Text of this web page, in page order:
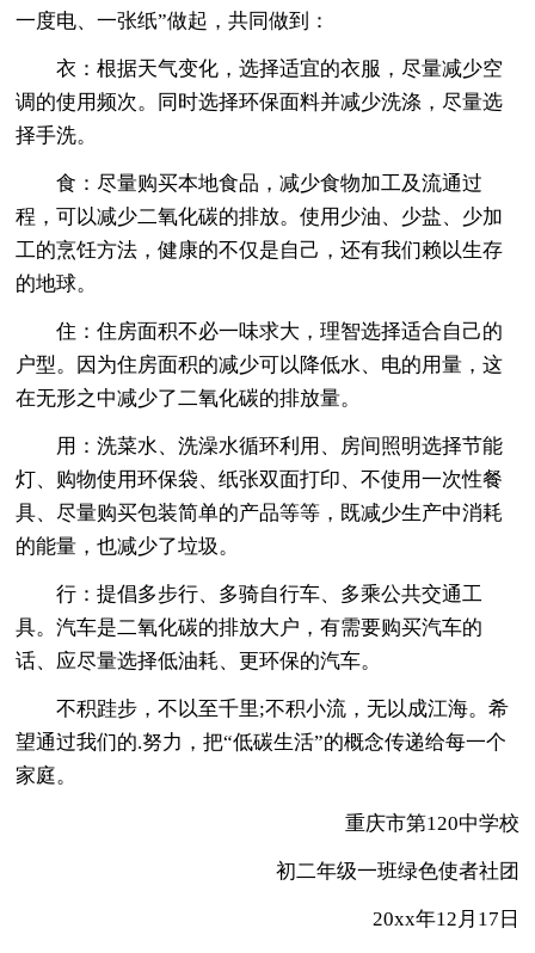
一度电、一张纸”做起，共同做到：
衣：根据天气变化，选择适宜的衣服，尽量减少空
调的使用频次。同时选择环保面料并减少洗涤，尽量选
择手洗。
食：尽量购买本地食品，减少食物加工及流通过
程，可以减少二氧化碳的排放。使用少油、少盐、少加
工的烹饪方法，健康的不仅是自己，还有我们赖以生存
的地球。
住：住房面积不必一味求大，理智选择适合自己的
户型。因为住房面积的减少可以降低水、电的用量，这
在无形之中减少了二氧化碳的排放量。
用：洗菜水、洗澡水循环利用、房间照明选择节能
灯、购物使用环保袋、纸张双面打印、不使用一次性餐
具、尽量购买包装简单的产品等等，既减少生产中消耗
的能量，也减少了垃圾。
行：提倡多步行、多骑自行车、多乘公共交通工
具。汽车是二氧化碳的排放大户，有需要购买汽车的
话、应尽量选择低油耗、更环保的汽车。
不积跬步，不以至千里;不积小流，无以成江海。希
望通过我们的.努力，把“低碳生活”的概念传递给每一个
家庭。
重庆市第120中学校
初二年级一班绿色使者社团
20xx年12月17日